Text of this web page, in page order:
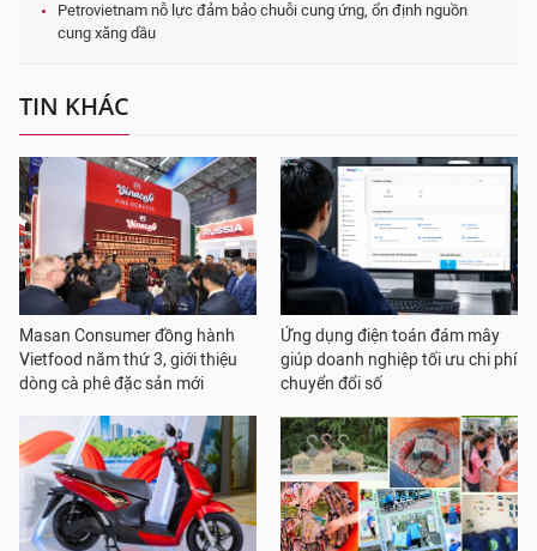
Petrovietnam nỗ lực đảm bảo chuỗi cung ứng, ổn định nguồn
cung xăng dầu
TIN KHÁC
Masan Consumer đồng hành
Vietfood năm thứ 3, giới thiệu
dòng cà phê đặc sản mới
Ứng dụng điện toán đám mây
giúp doanh nghiệp tối ưu chi phí
chuyển đổi số